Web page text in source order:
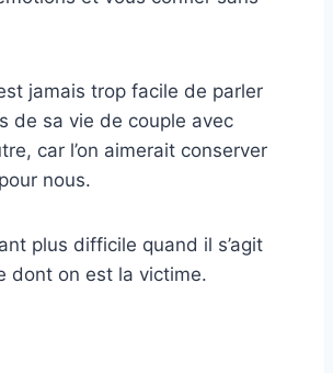
jamais trop facile de parler
de sa vie de couple avec
car l’on aimerait conserver
nous.
plus difficile quand il s’agit
dont on est la victime.